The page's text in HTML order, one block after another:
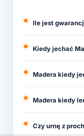
Ile jest
Kiedy jechać
Madera kiedy
Madera kiedy
Czy urnę z